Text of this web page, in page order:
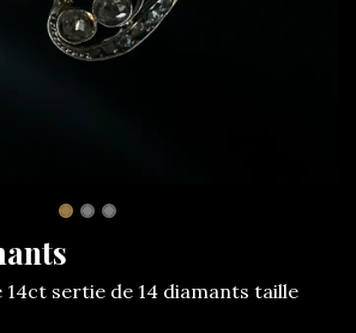
14ct sertie de 14 diamants taille